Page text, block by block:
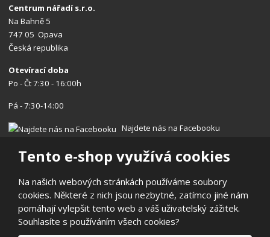
Tento e-shop využívá cookies
Na našich webových stránkách používáme soubory
cookies. Některé z nich jsou nezbytné, zatímco jiné nám
pomáhají vylepšit tento web a váš uživatelský zážitek.
Souhlasíte s používáním všech cookies?
Centrum nářadí s.r.o.
Na Bahně 5
747 05 Opava
Česká republika
Otevírací doba
Po - Čt 7:30 - 16:00h
Pá - 7:30-14:00
Najdete nás na Facebooku
© 2026, Centrum nářadí s.r.o.
Prohlášení o přístupnosti|Ochrana osobních údajů| Mapa stránek
Reklamace/Vrácení